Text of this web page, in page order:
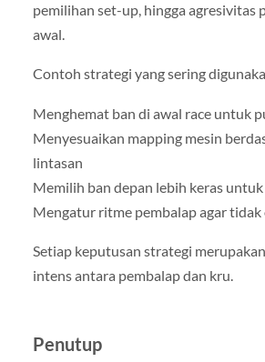
pemilihan set-up, hingga agresivitas
awal.
Contoh strategi yang sering
Menghemat ban di awal race untuk
Menyesuaikan mapping mesin
lintasan
Memilih ban depan lebih keras
Mengatur ritme pembalap agar
Setiap keputusan strategi
intens antara pembalap dan kru.
Penutup